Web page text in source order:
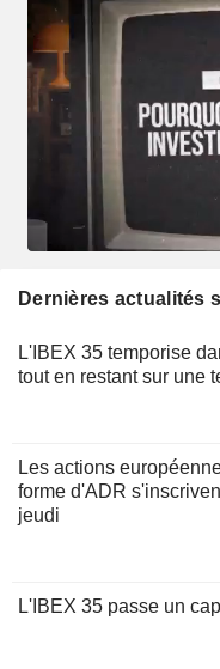
Dernières actualités
L'IBEX 35 temporise
tout en restant sur une
Les actions
forme d'ADR
jeudi
L'IBEX 35 passe un